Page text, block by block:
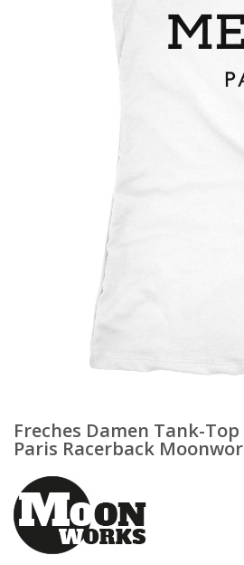
Freches Damen Tank-
Paris Racerback